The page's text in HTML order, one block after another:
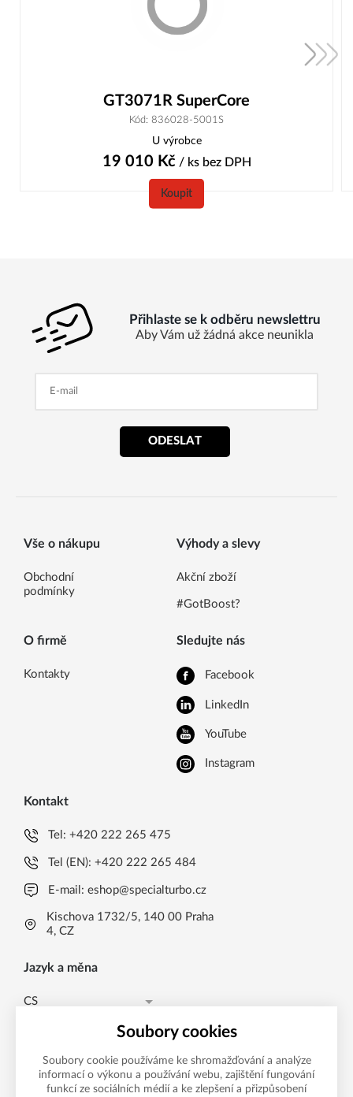
GT3071R SuperCore
Kód: 836028-5001S
U výrobce
19 010 Kč/ ks bez DPH
Koupit
Přihlaste se k odběru newslettru
Aby Vám už žádná akce neunikla
ODESLAT
Vše o nákupu
Obchodní
podmínky
Výhody a slevy
Akční zboží
#GotBoost?
O firmě
Kontakty
Sledujte nás
Facebook
LinkedIn
YouTube
Instagram
Kontakt
Tel:+420 222 265 475
Tel (EN):+420 222 265 484
E-mail:eshop@specialturbo.cz
Kischova 1732/5, 140 00 Praha
4, CZ
Jazyk a měna
CS
EN
Česká koruna CZK (Kč)
Česká koruna CZK (Kč)
EUR (EUR)
Možnosti platby
Soubory cookies
Soubory cookie používáme ke shromažďování a analýze
informací o výkonu a používání webu, zajištění fungování
funkcí ze sociálních médií a ke zlepšení a přizpůsobení